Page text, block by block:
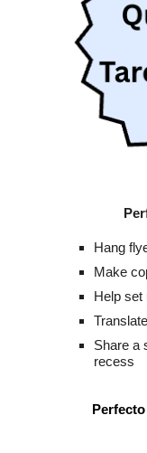
Hang
Make
Help set
Share a
recess